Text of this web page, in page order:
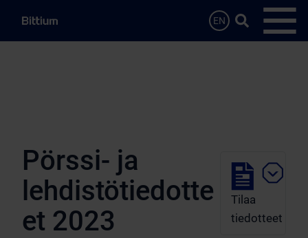
EN
Hae…
Avaa
Pörssi- ja
lehdistötiedotte
et 2023
Tilaa
tiedotteet